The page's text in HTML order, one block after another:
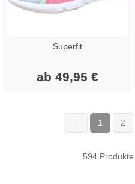
Superfit
ab 49,95 €
1 (current)
2
594